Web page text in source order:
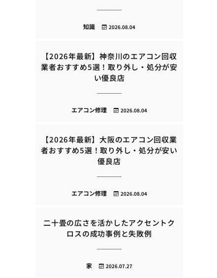
2026.08.04
知識
【2026年最新】神奈川のエアコン回収
業者おすすめ5選！取り外し・処分が安
い優良店
2026.08.04
エアコン修理
【2026年最新】大阪のエアコン回収業
者おすすめ5選！取り外し・処分が安い
優良店
2026.08.04
エアコン修理
二十畳の広さを活かしたアクセントク
ロスの成功事例と失敗例
2026.07.27
家